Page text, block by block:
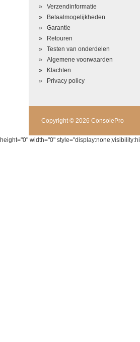
*
BeoordelingVerzendinformatie
Betaalmogelijkheden
Garantie
Retouren
Testen van onderdelen
Algemene voorwaarden
Klachten
Privacy policy
Copyright © 2026 ConsolePro
height="0" width="0"